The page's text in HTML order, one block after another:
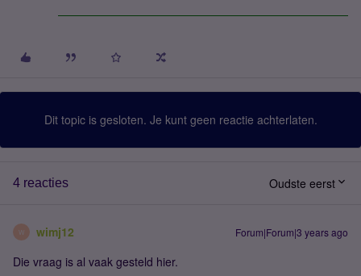
Dit topic is gesloten. Je kunt geen reactie achterlaten.
4 reacties Oudste eerst
W wimj12 Forum|Forum|3 years ago
Die vraag is al vaak gesteld hier.